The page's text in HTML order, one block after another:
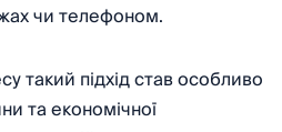
чи телефоном.
такий підхід став особливо
та економічної